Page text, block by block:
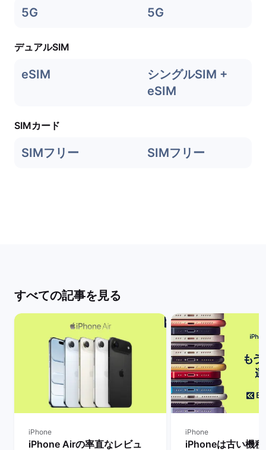
5G 5G
デュアルSIM
eSIM
シングルSIM +
eSIM
SIMカード
SIMフリー SIMフリー
すべての記事を見る
iPhone
iPhone Airの率直なレビュ
iPhone
iPhoneは古い機